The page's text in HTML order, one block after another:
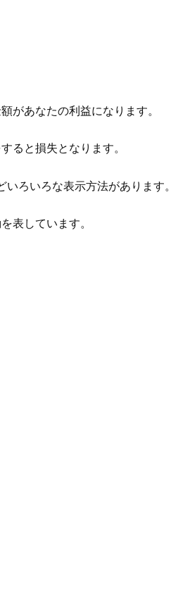
があなたの利益になります。
ると損失となります。
ろいろな表示方法があります。
表しています。